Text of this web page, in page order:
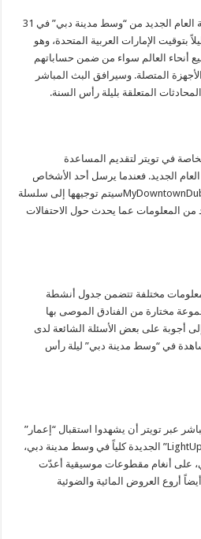
وسيتم نقل العرض الحي لاحتفالية العام الجديد من “وسط مدينة دبي” في 31
بدءاً من الساعة 11:30 ليلاً بتوقيت الإمارات العربية المتحدة، وهو
أنحاء العالم سواء من ضمن حساباتهم
المتصلة. وسيرافق البث المباشر
المتعلقة بليلة رأس السنة.
في تويتر لتقديم المساعدة
الجديد. فعندما يرسل أحد الأشخاص
رسالة خاصة عبر تويتر إلى @MyDowntownDubaiسيتم توجيهها إلى سلسلة
من المعلومات عما يحدث حول الاحتفالات
مختلفة تتضمن جدول أنشطة
مختارة من الفنادق الموصى بها
إلى أجوبة على بعض الأسئلة الشائعة لدى
في “وسط مدينة دبي” ليلة رأس
عبر تويتر أن يشهدوا استقبال “إعمار”
للعام الجديد مع احتفالية “LightUp2018#” الجديدة كلياً في وسط مدينة دبي،
على أنغام مقطوعات موسيقية أعدّت
أروع العروض المائية والضوئية